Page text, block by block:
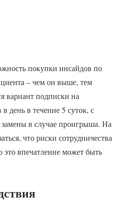
покупки инсайдов по
– чем он выше, тем
вариант подписки на
день в течение 5 суток, с
в случае проигрыша. На
что риски сотрудничества
это впечатление может быть